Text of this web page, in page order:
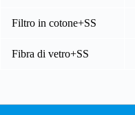
Filtro in cotone+SS
Fibra di vetro+SS